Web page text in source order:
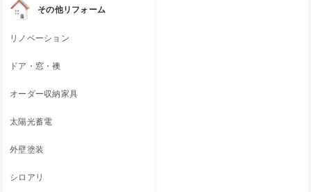
その他リフォーム
リノベーション
ドア・窓・襖
オーダー収納家具
太陽光蓄電
外壁塗装
シロアリ